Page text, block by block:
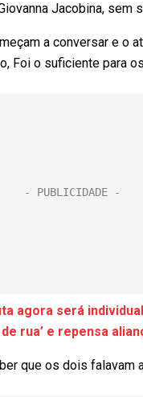
Jacobina, sem
a conversar e o
Foi o suficiente para
agora será individual
rua’ e repensa
que os dois falavam